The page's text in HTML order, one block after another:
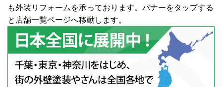
も外装リフォームを承っております。バナーをタップする
と店舗一覧ページへ移動します。